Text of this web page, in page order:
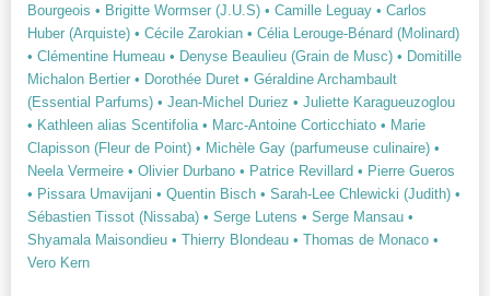
Bourgeois • Brigitte Wormser (J.U.S) • Camille Leguay • Carlos
Huber (Arquiste) • Cécile Zarokian • Célia Lerouge-Bénard (Molinard)
• Clémentine Humeau • Denyse Beaulieu (Grain de Musc) • Domitille
Michalon Bertier • Dorothée Duret • Géraldine Archambault
(Essential Parfums) • Jean-Michel Duriez • Juliette Karagueuzoglou
• Kathleen alias Scentifolia • Marc-Antoine Corticchiato • Marie
Clapisson (Fleur de Point) • Michèle Gay (parfumeuse culinaire) •
Neela Vermeire • Olivier Durbano • Patrice Revillard • Pierre Gueros
• Pissara Umavijani • Quentin Bisch • Sarah-Lee Chlewicki (Judith) •
Sébastien Tissot (Nissaba) • Serge Lutens • Serge Mansau •
Shyamala Maisondieu • Thierry Blondeau • Thomas de Monaco •
Vero Kern